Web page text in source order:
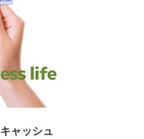
キャッシュ